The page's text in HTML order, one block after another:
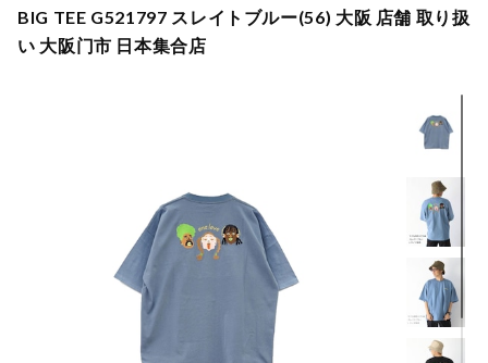
BIG TEE G521797 スレイトブルー(56) 大阪 店舗 取り扱
い 大阪门市 日本集合店